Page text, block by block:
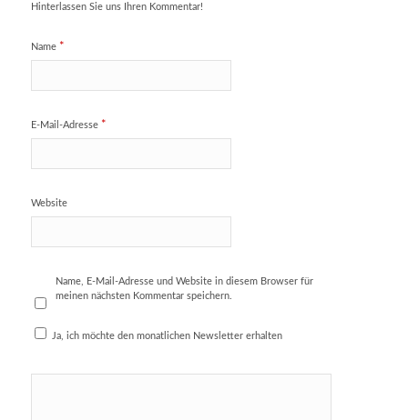
Hinterlassen Sie uns Ihren Kommentar!
Name *
E-Mail-Adresse *
Website
Name, E-Mail-Adresse und Website in diesem Browser für
meinen nächsten Kommentar speichern.
Ja, ich möchte den monatlichen Newsletter erhalten